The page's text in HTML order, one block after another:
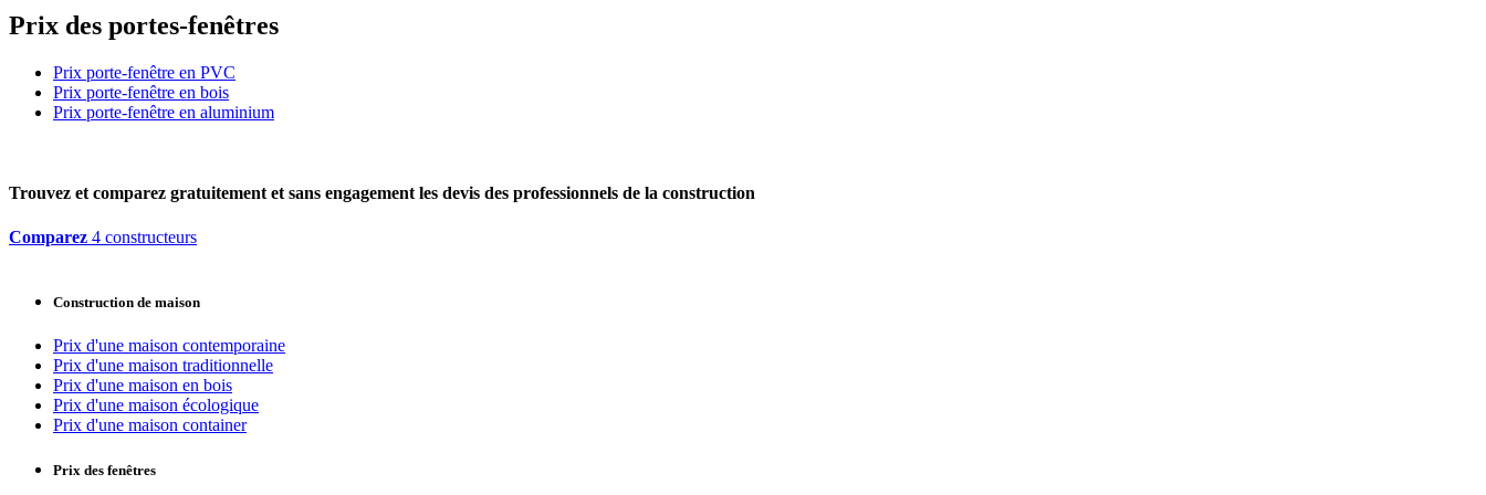
Prix des portes-fenêtres
Prix porte-fenêtre en PVC
Prix porte-fenêtre en bois
Prix porte-fenêtre en aluminium
Trouvez et comparez gratuitement et sans engagement les devis des professionnels de la construction
Comparez 4 constructeurs
Construction de maison
Prix d'une maison contemporaine
Prix d'une maison traditionnelle
Prix d'une maison en bois
Prix d'une maison écologique
Prix d'une maison container
Prix des fenêtres